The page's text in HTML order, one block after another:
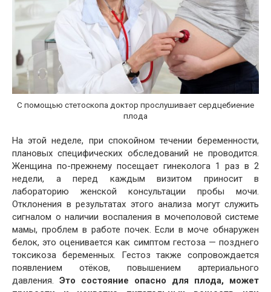
С помощью стетоскопа доктор прослушивает сердцебиение
плода
На этой неделе, при спокойном течении беременности,
плановых специфических обследований не проводится.
Женщина по-прежнему посещает гинеколога 1 раз в 2
недели, а перед каждым визитом приносит в
лабораторию женской консультации пробы мочи.
Отклонения в результатах этого анализа могут служить
сигналом о наличии воспаления в мочеполовой системе
мамы, проблем в работе почек. Если в моче обнаружен
белок, это оценивается как симптом гестоза — позднего
токсикоза беременных. Гестоз также сопровождается
появлением отёков, повышением артериального
давления. Это состояние опасно для плода, может